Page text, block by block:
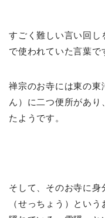
すごく難しい言い回し
で使われていた言葉で
禅宗のお寺には東の東
ん）に二つ便所があ
たようです。
そして、そのお寺に身
（せっちょう）とい